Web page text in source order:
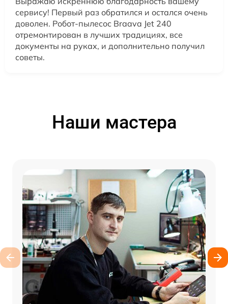
сервису! Первый раз обратился и остался очень
доволен. Робот-пылесос Braava Jet 240
отремонтирован в лучших традициях, все
документы на руках, и дополнительно получил
советы.
Наши мастера